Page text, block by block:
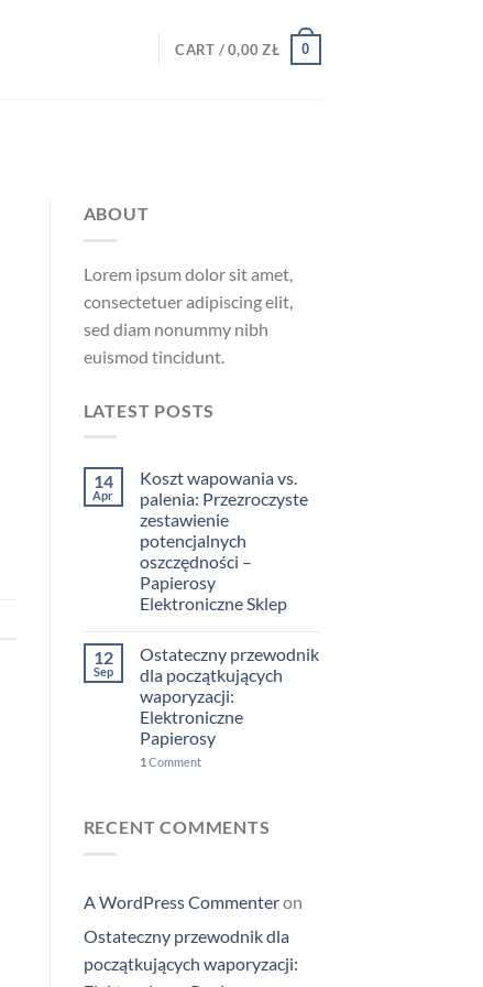
CART /0,00ZŁ 0
ABOUT
Lorem ipsum dolor sit amet,
consectetuer adipiscing elit,
sed diam nonummy nibh
euismod tincidunt.
LATEST POSTS
14
Apr
Koszt wapowania vs.
palenia: Przezroczyste
zestawienie
potencjalnych
oszczędności –
Papierosy
Elektroniczne Sklep
12
Sep
Ostateczny przewodnik
dla początkujących
waporyzacji:
Elektroniczne
Papierosy
1 Comment
RECENT COMMENTS
A WordPress Commenteron
Ostateczny przewodnik dla
początkujących waporyzacji: